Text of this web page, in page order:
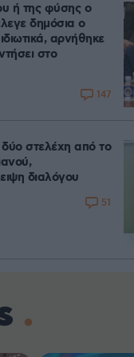
ή της φύσης ο
δημόσια ο
αρνήθηκε
στο
147
στελέχη από το
διαλόγου
51